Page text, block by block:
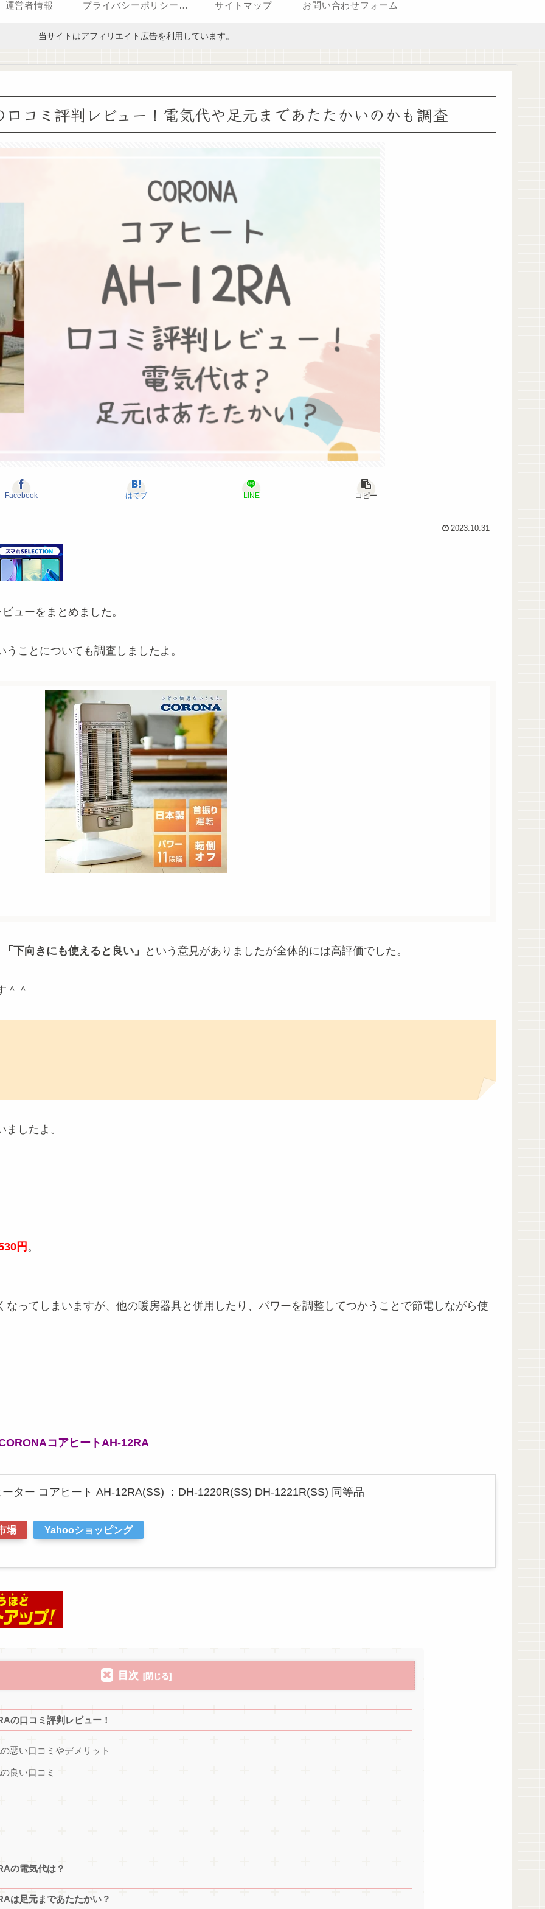
運営者情報 プライバシーポリシー（改正電気通信事業法・外部送信規律に関する事項を含む） サイトマップ お問い合わせフォーム
当サイトはアフィリエイト広告を利用しています。
コミ評判レビュー！電気代や足元まであたたかいのかも調査
Facebook はてブ LINE コピー
2023.10.31
ューをまとめました。
ことについても調査しましたよ。
「下向きにも使えると良い」 という意見がありましたが全体的には高評価でした。
＾＾
したよ。
円 。
ってしまいますが、他の暖房器具と併用したり、パワーを調整してつかうことで節電しながら使
コアヒートAH-12RA
ター コアヒート AH-12RA(SS) ：DH-1220R(SS) DH-1221R(SS) 同等品
場 Yahooショッピング
目次
の口コミ評判レビュー！
悪い口コミやデメリット
良い口コミ
の電気代は？
は足元まであたたかい？